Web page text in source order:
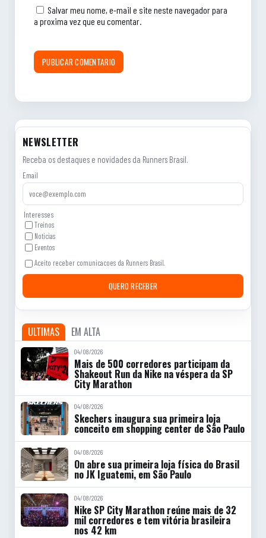
Salvar meu nome, e-mail e site neste navegador para
a proxima vez que eu comentar.
NEWSLETTER
Receba os destaques e novidades da Runners Brasil.
Email
Interesses
Treinos
Noticias
Eventos
Aceito receber comunicacoes da Runners Brasil.
QUERO RECEBER
ULTIMAS EM ALTA
04/08/2026
Mais de 500 corredores participam da
Shakeout Run da Nike na véspera da SP
City Marathon
04/08/2026
Skechers inaugura sua primeira loja
conceito em shopping center de São Paulo
04/08/2026
On abre sua primeira loja física do Brasil
no JK Iguatemi, em São Paulo
04/08/2026
Nike SP City Marathon reúne mais de 32
mil corredores e tem vitória brasileira
nos 42 km